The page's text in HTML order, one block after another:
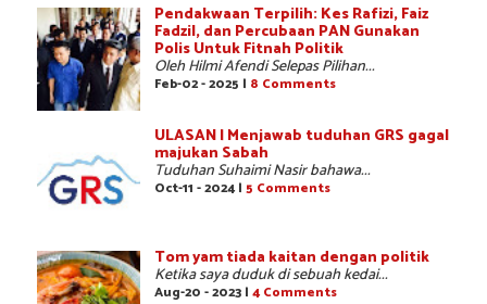
Pendakwaan Terpilih: Kes Rafizi, Faiz
Fadzil, dan Percubaan PAN Gunakan
Polis Untuk Fitnah Politik
Oleh Hilmi Afendi Selepas Pilihan...
Feb-02 - 2025 | 8 Comments
ULASAN | Menjawab tuduhan GRS gagal
majukan Sabah
Tuduhan Suhaimi Nasir bahawa...
Oct-11 - 2024 | 5 Comments
Tom yam tiada kaitan dengan politik
Ketika saya duduk di sebuah kedai...
Aug-20 - 2023 | 4 Comments